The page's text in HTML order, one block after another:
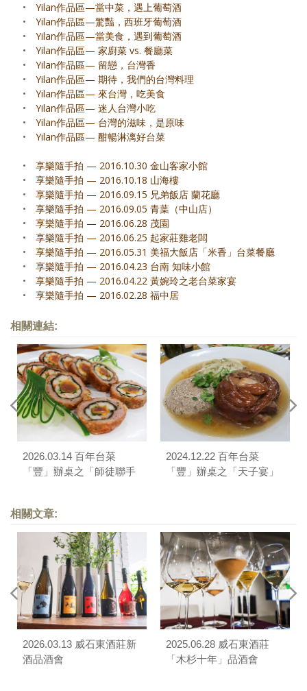
•
Yilan作品區—當中菜，遇上葡萄酒
•
Yilan作品區—驚豔，西班牙葡萄酒
•
Yilan作品區—當美食，遇到葡萄酒
•
Yilan作品區— 家廚菜 vs. 餐廳菜
•
Yilan作品區— 留戀，台灣香
•
Yilan作品區— 期待，我們的台灣料理
•
Yilan作品區— 來台灣，吃美食
•
Yilan作品區— 迷人台灣小吃
•
Yilan作品區— 台灣的滋味，是原味
•
Yilan作品區— 酣暢淋漓好台菜
•
享樂隨手拍 — 2016.10.30 金山客家小館
•
享樂隨手拍 — 2016.10.18 山海樓
•
享樂隨手拍 — 2016.09.15 兄弟飯店 蘭花廳
•
享樂隨手拍 — 2016.09.05 青葉（中山店）
•
享樂隨手拍 — 2016.06.28 茂園
•
享樂隨手拍 — 2016.06.25 起家莊雞老闆
•
享樂隨手拍 — 2016.05.31 美福大飯店「米香」台菜餐廳
•
享樂隨手拍 — 2016.04.23 台南 知味小館
•
享樂隨手拍 — 2016.04.22 黃婉玲之老台菜家宴
•
享樂隨手拍 — 2016.02.28 福中居
相關連結:
2026.03.14 百年台菜
「豐」辦桌之「師徒聯手
2024.12.22 百年台菜
「豐」辦桌之「天子宴」
相關文章:
2026.03.13 威石東酒莊新
酒品酒會
2025.06.28 威石東酒莊
「木杉十年」品酒會